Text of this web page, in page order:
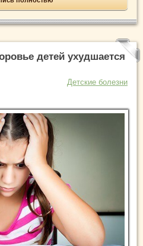
детей ухудшается
Детские болезни